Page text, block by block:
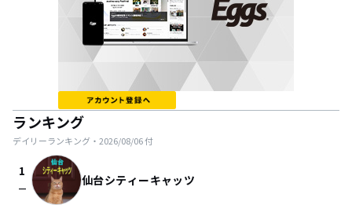
ランキング
デイリーランキング・ 2026/08/06付
1
check_indeterminate_small 仙台シティーキャッツ